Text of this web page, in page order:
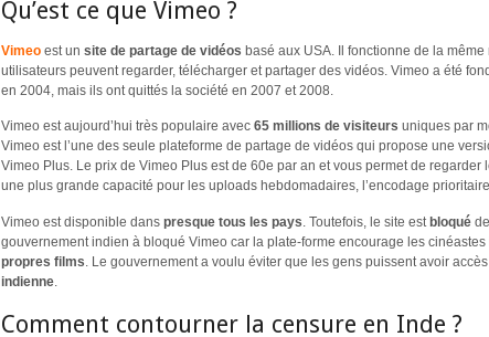
Qu’est ce que Vimeo ?
Vimeo est un site de partage de vidéos basé aux USA. Il fonctionne de la
utilisateurs peuvent regarder, télécharger et partager des vidéos. Vimeo a été
en 2004, mais ils ont quittés la société en 2007 et 2008.
Vimeo est aujourd’hui très populaire avec 65 millions de visiteurs uniques par
Vimeo est l’une des seule plateforme de partage de vidéos qui propose une
Vimeo Plus. Le prix de Vimeo Plus est de 60e par an et vous permet de
une plus grande capacité pour les uploads hebdomadaires, l’encodage
Vimeo est disponible dans presque tous les pays . Toutefois, le site est bloqué
gouvernement indien à bloqué Vimeo car la plate-forme encourage les
propres films . Le gouvernement a voulu éviter que les gens puissent avoir
indienne
Comment contourner la censure en Inde ?